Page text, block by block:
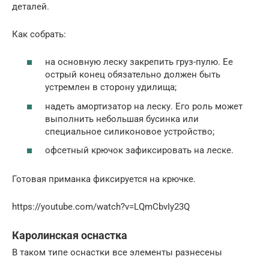
деталей.
Как собрать:
на основную леску закрепить груз-пулю. Ее
острый конец обязательно должен быть
устремлен в сторону удилища;
надеть амортизатор на леску. Его роль может
выполнить небольшая бусинка или
специальное силиконовое устройство;
офсетный крючок зафиксировать на леске.
Готовая приманка фиксируется на крючке.
https://youtube.com/watch?v=LQmCbvIy23Q
Каролинская оснастка
В таком типе оснастки все элементы разнесены